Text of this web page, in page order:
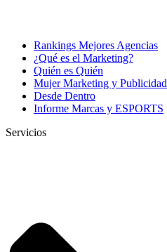
Rankings Mejores Agencias
¿Qué es el Marketing?
Quién es Quién
Mujer Marketing y Publicidad
Desde Dentro
Informe Marcas y ESPORTS
Servicios